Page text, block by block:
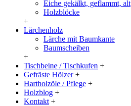
Eiche gekälkt, geflammt, alt
Holzblöcke
+
Lärchenholz
Lärche mit Baumkante
Baumscheiben
+
Tischbeine / Tischkufen +
Gefräste Hölzer +
Hartholzöle / Pflege +
Holzblog +
Kontakt +